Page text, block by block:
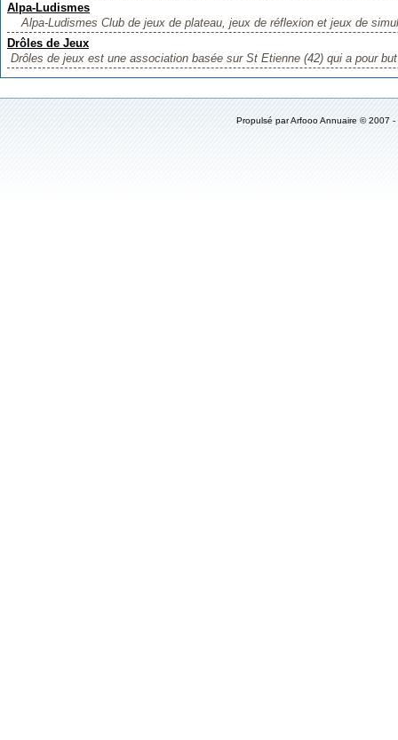
Alpa-Ludismes
Alpa-Ludismes Club de jeux de plateau, jeux de réflexion et jeux de
Drôles de Jeux
Drôles de jeux est une association basée sur St Etienne (42) qui a pour
Propulsé parArfooo Annuaire © 2007